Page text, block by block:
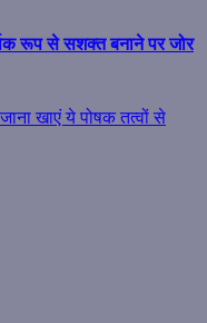
रूप से सशक्त बनाने पर जोर
खाएं ये पोषक तत्वों से